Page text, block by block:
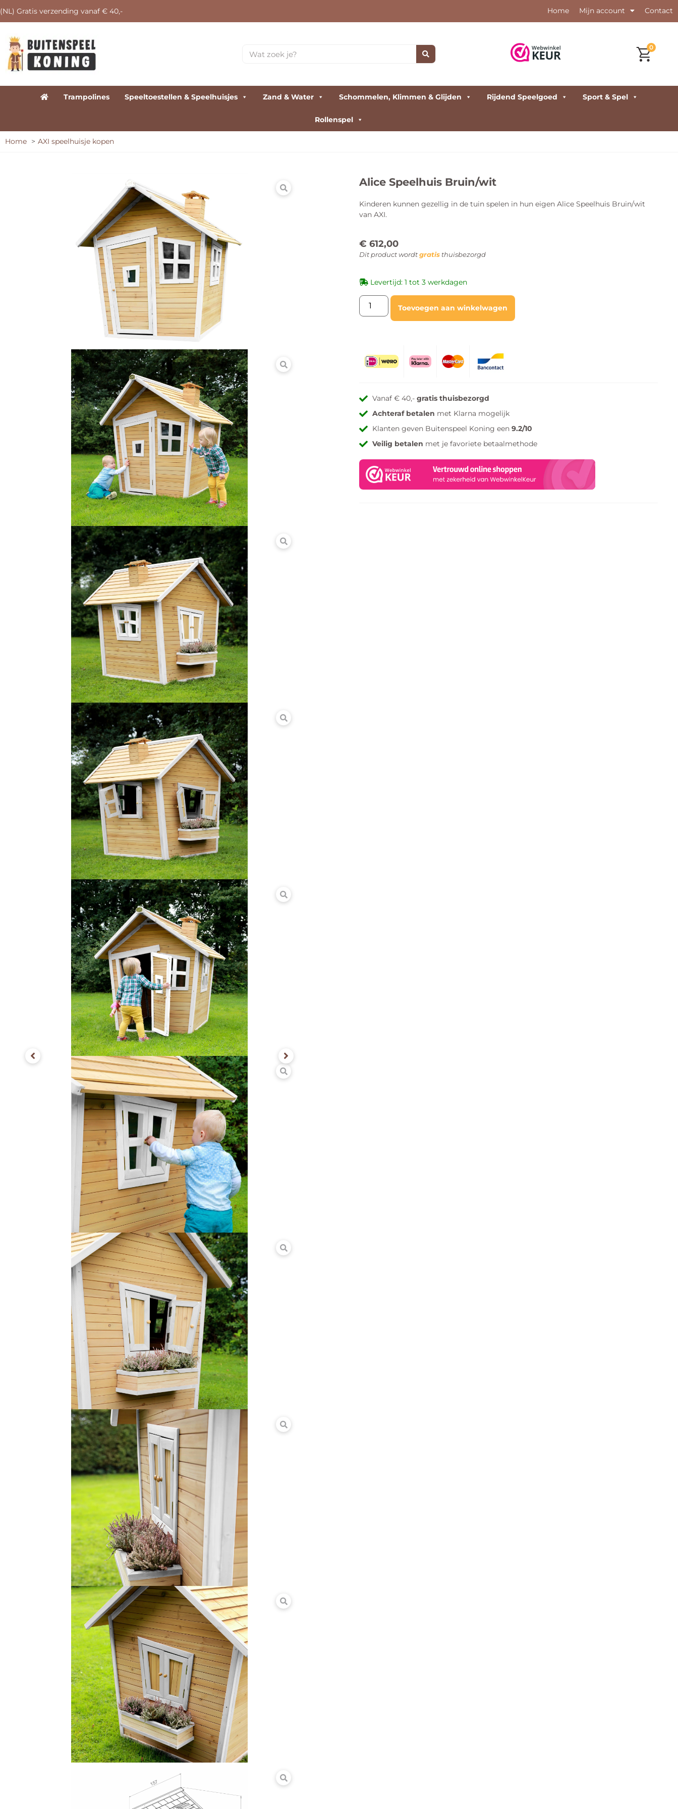
(NL) Gratis verzending vanaf € 40,- Home Mijn account Contact
0
Trampolines Speeltoestellen & Speelhuisjes Zand & Water Schommelen, Klimmen & Glijden Rijdend Speelgoed Sport & Spel
Rollenspel
Home AXI speelhuisje kopen
Alice Speelhuis Bruin/wit
Kinderen kunnen gezellig in de tuin spelen in hun eigen Alice Speelhuis Bruin/wit
van AXI.
€ 612,00
Dit product wordt gratis thuisbezorgd
Levertijd: 1 tot 3 werkdagen
Toevoegen aan winkelwagen
Vanaf € 40,-gratis thuisbezorgd
Achteraf betalen met Klarna mogelijk
Klanten geven Buitenspeel Koning een9.2/10
Veilig betalen met je favoriete betaalmethode